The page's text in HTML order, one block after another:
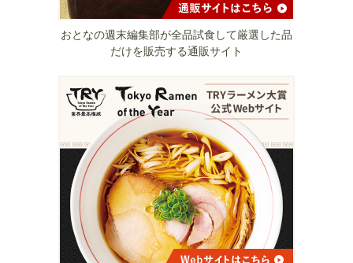
おとなの週末編集部が全品試食して厳選した品
だけを販売する通販サイト